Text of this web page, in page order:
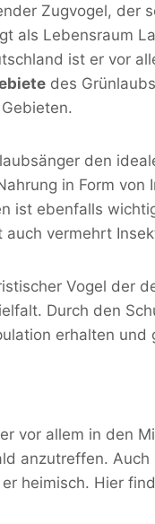
Zugvogel, der
als Lebensraum
ist er vor
des
den
in Form von
ist ebenfalls
vermehrt
Vogel der
Durch den
erhalten und
vor allem in den
anzutreffen.
heimisch. Hier